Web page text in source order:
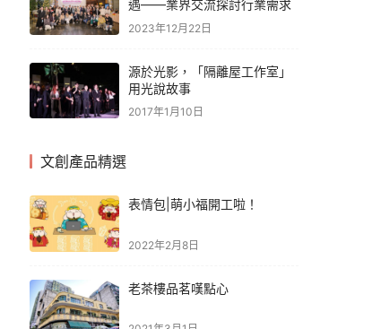
遇——業界交流探討行業需求
2023年12月22日
源於光影，「隔離屋工作室」
用光說故事
2017年1月10日
文創產品精選
表情包|萌小福開工啦！
2022年2月8日
老茶樓品茗嘆點心